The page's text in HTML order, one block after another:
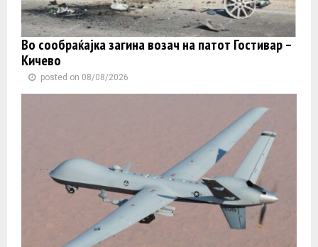
Во сообраќајка загина возач на патот Гостивар –
Кичево
posted on 08/08/2026